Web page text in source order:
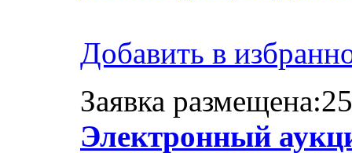
Добавить в
Заявка
Электронный